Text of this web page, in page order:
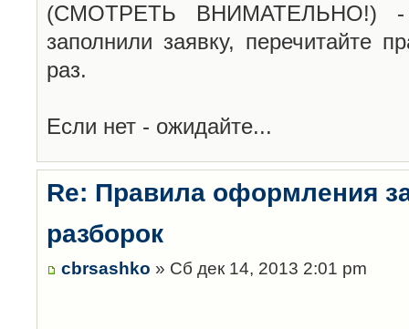
(СМОТРЕТЬ ВНИМАТЕЛЬНО!)
заполнили заявку, перечитайте
раз.
Если нет - ожидайте...
Re: Правила оформления
разборок
cbrsashko » Сб дек 14, 2013 2:01 pm